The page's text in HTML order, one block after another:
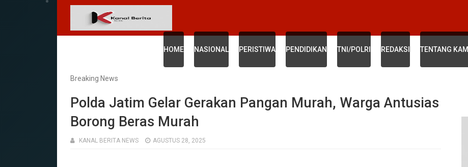
HOME NASIONAL PERISTIWA PENDIDIKAN TNI/POLRI REDAKSI TENTANG KAMI
Breaking News
‎Polda Jatim Gelar Gerakan Pangan Murah, Warga Antusias
Borong Beras Murah ‎
KANAL BERITA NEWS AGUSTUS 28, 2025